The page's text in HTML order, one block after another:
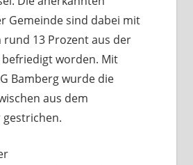
Gemeinde sind dabei mit
13 Prozent aus der
befriedigt worden. Mit
Bamberg wurde die
aus dem